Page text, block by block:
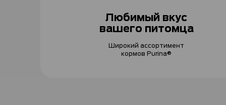
Любимый вкус
вашего питомца
Широкий ассортимент
кормов Purina®